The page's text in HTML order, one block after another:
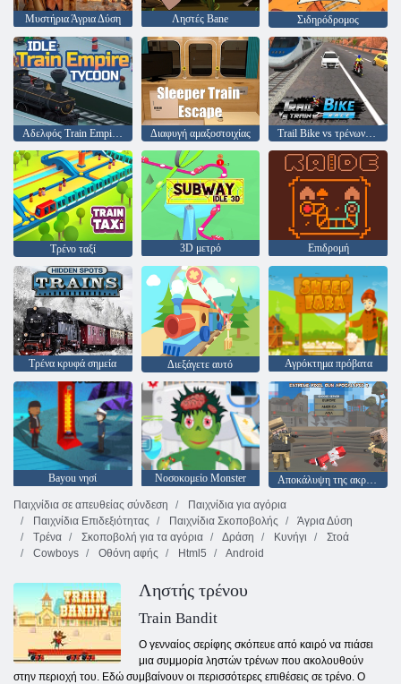
Μυστήρια Άγρια Δύση Ληστές Bane Σιδηρόδρομος
Αδελφός Train Empire Tycoon Διαφυγή αμαξοστοιχίας Trail Bike vs τρένων αγώνα
Τρένο ταξί 3D μετρό Επιδρομή
Τρένα κρυφά σημεία Διεξάγετε αυτό Αγρόκτημα πρόβατα
Bayou νησί Νοσοκομείο Monster
Παιχνίδια σε απευθείας σύνδεση
Παιχνίδια για αγόρια
Παιχνίδια Επιδεξιότητας
Παιχνίδια Σκοποβολής
Άγρια Δύση
Τρένα
Σκοποβολή για τα αγόρια Δράση Κυνήγι
Στοά
Cowboys
Οθόνη αφής Html5 Android
Ληστής τρένου
Train Bandit
Ο γενναίος σερίφης σκόπευε από καιρό να πιάσει
μια συμμορία ληστών τρένων που ακολουθούν
στην περιοχή του. Εδώ συμβαίνουν οι περισσότερες επιθέσεις σε τρένο. Ο